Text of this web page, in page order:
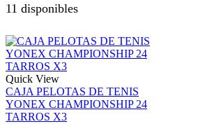
11 disponibles
Quick View
CAJA PELOTAS DE TENIS
YONEX CHAMPIONSHIP 24
TARROS X3